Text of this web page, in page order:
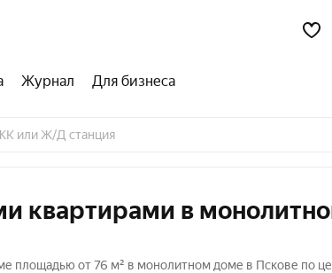
Журнал Для бизнеса
квартирами в
площадью от 76 м² в монолитном доме в Пскове по